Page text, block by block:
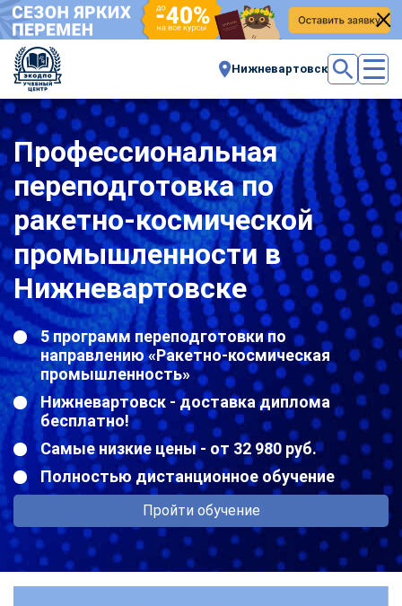
Нижневартовск
Профессиональная
переподготовка по
ракетно-космической
промышленности в
Нижневартовске
5 программ переподготовки по
направлению «Ракетно-космическая
промышленность»
Нижневартовск - доставка диплома
бесплатно!
Самые низкие цены - от 32 980 руб.
Полностью дистанционное обучение
Пройти обучение